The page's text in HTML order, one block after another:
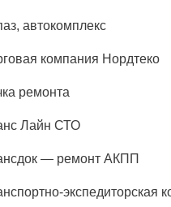
автокомплекс
компания Нордтеко
ремонта
Лайн СТО
— ремонт АКПП
экспедиторская